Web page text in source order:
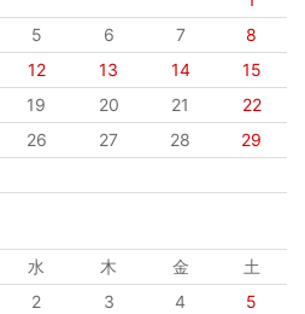
5 6 7
8
12 13 14
15
19 20 21
22
26 27 28
29
水 木 金
土
2 3 4
5